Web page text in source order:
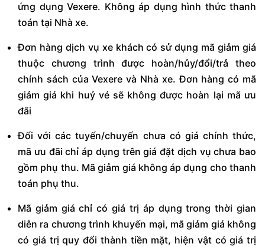
ứng dụng Vexere. Không áp dụng hình thức thanh
toán tại Nhà xe.
Đơn hàng dịch vụ xe khách có sử dụng mã giảm giá
thuộc chương trình được hoàn/hủy/đổi/trả theo
chính sách của Vexere và Nhà xe. Đơn hàng có mã
giảm giá khi huỷ vé sẽ không được hoàn lại mã ưu
đãi
Đối với các tuyến/chuyến chưa có giá chính thức,
mã ưu đãi chỉ áp dụng trên giá đặt dịch vụ chưa bao
gồm phụ thu. Mã giảm giá không áp dụng cho thanh
toán phụ thu.
Mã giảm giá chỉ có giá trị áp dụng trong thời gian
diễn ra chương trình khuyến mại, mã giảm giá không
có giá trị quy đổi thành tiền mặt, hiện vật có giá trị